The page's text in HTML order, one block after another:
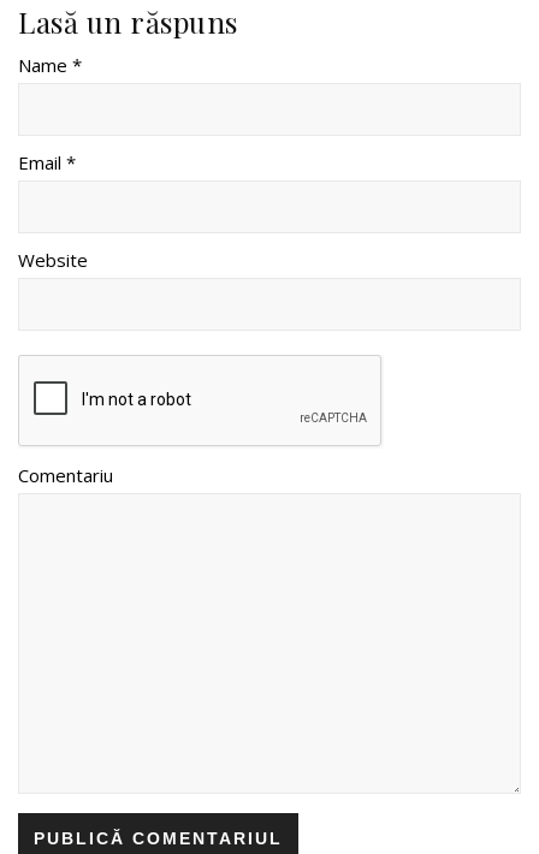
Lasă un răspuns
Name *
Email *
Website
Comentariu